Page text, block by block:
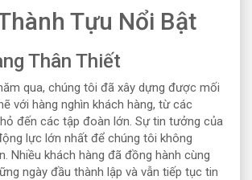
Tựu Nổi Bật
Thân Thiết
qua, chúng tôi đã xây dựng được mối
với hàng nghìn khách hàng, từ các
đến các tập đoàn lớn. Sự tin tưởng của
lực lớn nhất để chúng tôi không
Nhiều khách hàng đã đồng hành cùng
ngày đầu thành lập và vẫn tiếp tục tin